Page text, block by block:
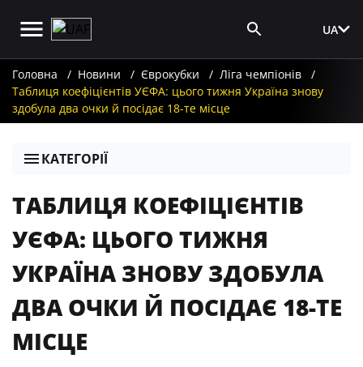
UA
Головна Новини Єврокубки
Ліга чемпіонів
Таблиця коефіцієнтів УЄФА: цього тижня Україна знову
здобула два очки й посідає 18-те місце
КАТЕГОРІЇ
ТАБЛИЦЯ КОЕФІЦІЄНТІВ
УЄФА: ЦЬОГО ТИЖНЯ
УКРАЇНА ЗНОВУ ЗДОБУЛА
ДВА ОЧКИ Й ПОСІДАЄ 18-ТЕ
МІСЦЕ